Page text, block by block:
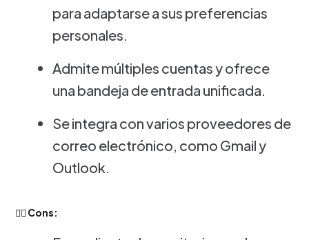
para adaptarse a sus preferencias
personales.
Admite múltiples cuentas y ofrece
una bandeja de entrada unificada.
Se integra con varios proveedores de
correo electrónico, como Gmail y
Outlook.
👎🏻 Cons: